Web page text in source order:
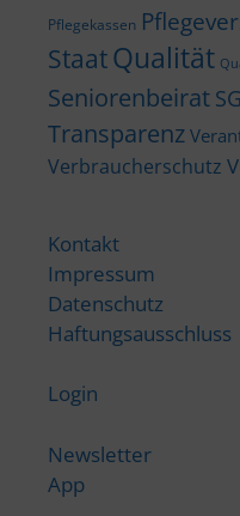
Pflegekassen
StaatQualität
Seniorenbeirat
Transparenz
Verbraucherschutz
Kontakt
Impressum
Datenschutz
Haftungsausschluss
Login
Newsletter
App